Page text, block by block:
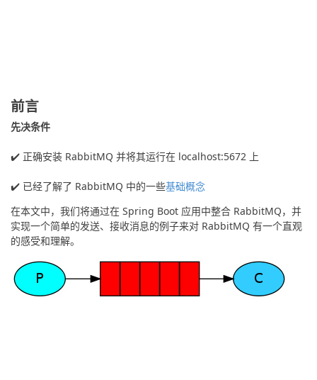
前言
先决条件
✔️ 正确安装 RabbitMQ 并将其运行在 localhost:5672 上
✔️ 已经了解了 RabbitMQ 中的一些基础概念
在本文中，我们将通过在 Spring Boot 应用中整合 RabbitMQ，并
实现一个简单的发送、接收消息的例子来对 RabbitMQ 有一个直观
的感受和理解。